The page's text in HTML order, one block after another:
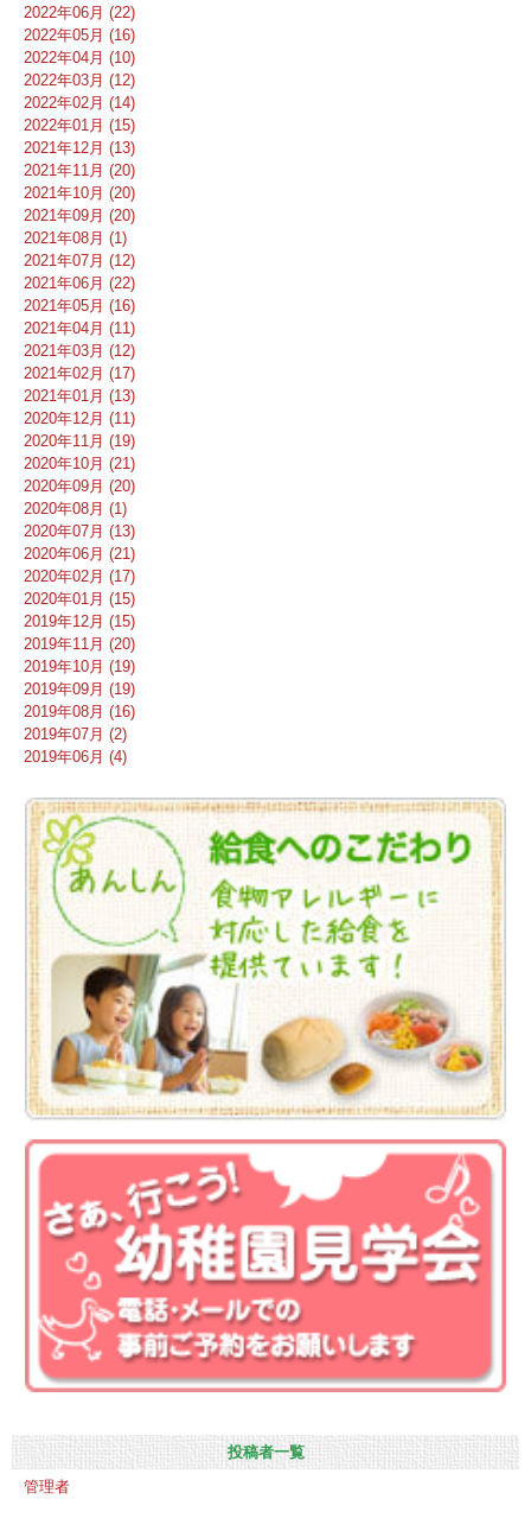
2022年06月 (22)
2022年05月 (16)
2022年04月 (10)
2022年03月 (12)
2022年02月 (14)
2022年01月 (15)
2021年12月 (13)
2021年11月 (20)
2021年10月 (20)
2021年09月 (20)
2021年08月 (1)
2021年07月 (12)
2021年06月 (22)
2021年05月 (16)
2021年04月 (11)
2021年03月 (12)
2021年02月 (17)
2021年01月 (13)
2020年12月 (11)
2020年11月 (19)
2020年10月 (21)
2020年09月 (20)
2020年08月 (1)
2020年07月 (13)
2020年06月 (21)
2020年02月 (17)
2020年01月 (15)
2019年12月 (15)
2019年11月 (20)
2019年10月 (19)
2019年09月 (19)
2019年08月 (16)
2019年07月 (2)
2019年06月 (4)
投稿者一覧
管理者